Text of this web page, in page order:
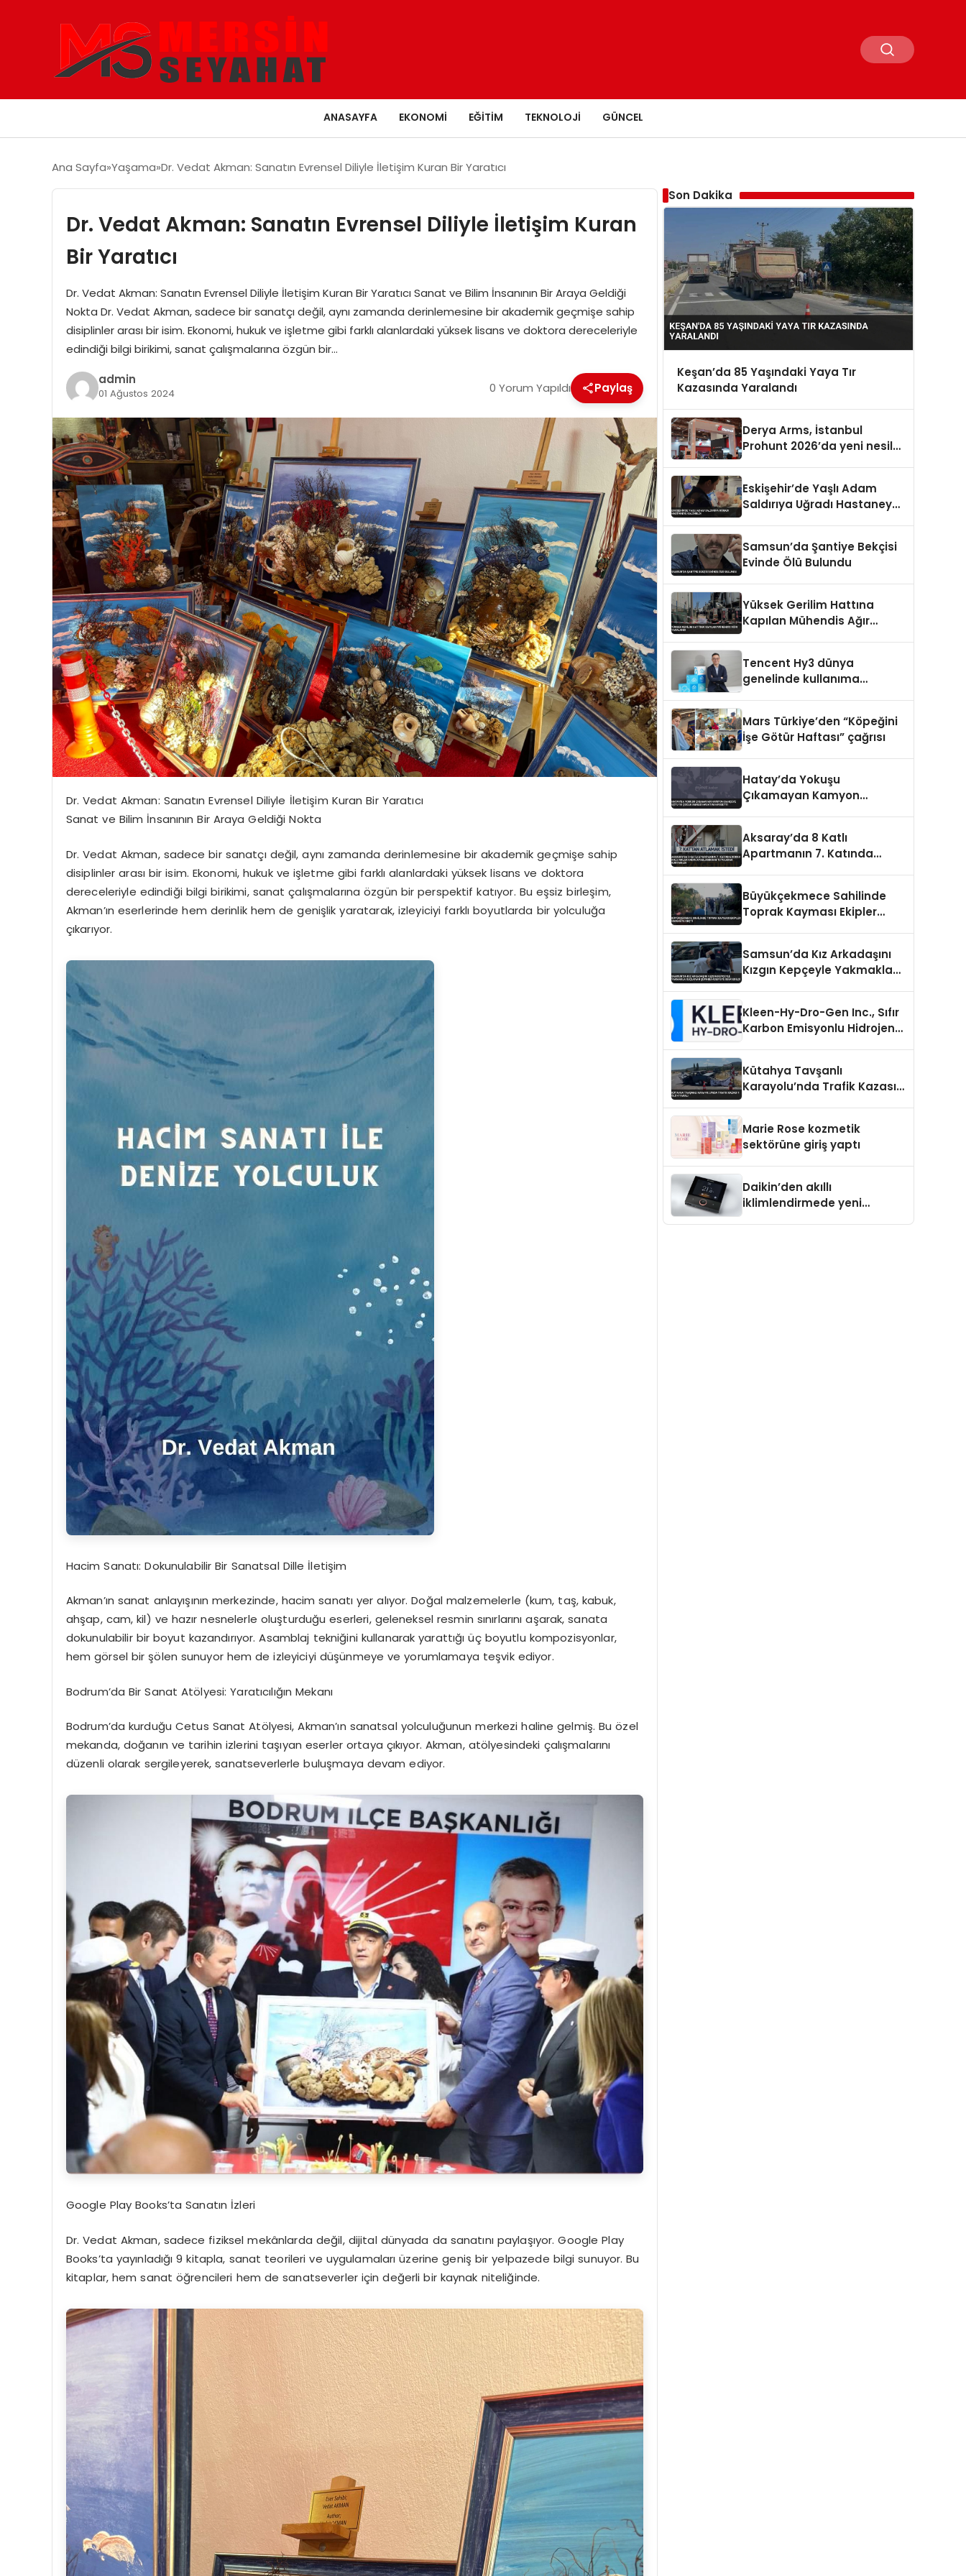
ANASAYFA EKONOMI EĞITIM TEKNOLOJI GÜNCEL
Ana Sayfa Yaşama Dr. Vedat Akman: Sanatın Evrensel Diliyle İletişim Kuran Bir Yaratıcı
Dr. Vedat Akman: Sanatın Evrensel Diliyle İletişim Kuran
Bir Yaratıcı
Dr. Vedat Akman: Sanatın Evrensel Diliyle İletişim Kuran Bir Yaratıcı Sanat ve Bilim İnsanının Bir Araya Geldiği
Nokta Dr. Vedat Akman, sadece bir sanatçı değil, aynı zamanda derinlemesine bir akademik geçmişe sahip
disiplinler arası bir isim. Ekonomi, hukuk ve işletme gibi farklı alanlardaki yüksek lisans ve doktora dereceleriyle
edindiği bilgi birikimi, sanat çalışmalarına özgün bir…
admin
01 Ağustos 2024 0 Yorum Yapıldı Paylaş
Dr. Vedat Akman: Sanatın Evrensel Diliyle İletişim Kuran Bir Yaratıcı
Sanat ve Bilim İnsanının Bir Araya Geldiği Nokta
Dr. Vedat Akman, sadece bir sanatçı değil, aynı zamanda derinlemesine bir akademik geçmişe sahip
disiplinler arası bir isim. Ekonomi, hukuk ve işletme gibi farklı alanlardaki yüksek lisans ve doktora
dereceleriyle edindiği bilgi birikimi, sanat çalışmalarına özgün bir perspektif katıyor. Bu eşsiz birleşim,
Akman’ın eserlerinde hem derinlik hem de genişlik yaratarak, izleyiciyi farklı boyutlarda bir yolculuğa
çıkarıyor.
Hacim Sanatı: Dokunulabilir Bir Sanatsal Dille İletişim
Akman’ın sanat anlayışının merkezinde, hacim sanatı yer alıyor. Doğal malzemelerle (kum, taş, kabuk,
ahşap, cam, kil) ve hazır nesnelerle oluşturduğu eserleri, geleneksel resmin sınırlarını aşarak, sanata
dokunulabilir bir boyut kazandırıyor. Asamblaj tekniğini kullanarak yarattığı üç boyutlu kompozisyonlar,
hem görsel bir şölen sunuyor hem de izleyiciyi düşünmeye ve yorumlamaya teşvik ediyor.
Bodrum’da Bir Sanat Atölyesi: Yaratıcılığın Mekanı
Bodrum’da kurduğu Cetus Sanat Atölyesi, Akman’ın sanatsal yolculuğunun merkezi haline gelmiş. Bu özel
mekanda, doğanın ve tarihin izlerini taşıyan eserler ortaya çıkıyor. Akman, atölyesindeki çalışmalarını
düzenli olarak sergileyerek, sanatseverlerle buluşmaya devam ediyor.
Google Play Books’ta Sanatın İzleri
Dr. Vedat Akman, sadece fiziksel mekânlarda değil, dijital dünyada da sanatını paylaşıyor. Google Play
Books’ta yayınladığı 9 kitapla, sanat teorileri ve uygulamaları üzerine geniş bir yelpazede bilgi sunuyor. Bu
kitaplar, hem sanat öğrencileri hem de sanatseverler için değerli bir kaynak niteliğinde.
Son Dakika
Keşan’da 85 Yaşındaki Yaya Tır
Kazasında Yaralandı
Derya Arms, İstanbul
Prohunt 2026’da yeni nesil
Eskişehir’de Yaşlı Adam
Saldırıya Uğradı Hastaneye
Samsun’da Şantiye Bekçisi
Evinde Ölü Bulundu
Yüksek Gerilim Hattına
Kapılan Mühendis Ağır
Tencent Hy3 dünya
genelinde kullanıma
Mars Türkiye’den “Köpeğini
İşe Götür Haftası” çağrısı
Hatay’da Yokuşu
Çıkamayan Kamyon
Aksaray’da 8 Katlı
Apartmanın 7. Katında
Kurtarıldı
Büyükçekmece Sahilinde
Toprak Kayması Ekipler
Samsun’da Kız Arkadaşını
Kızgın Kepçeyle Yakmakla
Kleen-Hy-Dro-Gen Inc., Sıfır
Karbon Emisyonlu Hidrojen
Aldı
Kütahya Tavşanlı
Karayolu’nda Trafik Kazası 1
Marie Rose kozmetik
sektörüne giriş yaptı
Daikin’den akıllı
iklimlendirmede yeni